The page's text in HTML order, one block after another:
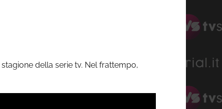
della serie tv. Nel frattempo,